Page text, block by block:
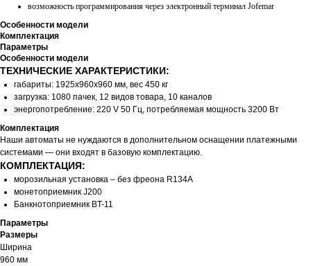
возможность программирования через электронный терминал Jofemar
Особенности модели
Комплектация
Параметры
Особенности модели
ТЕХНИЧЕСКИЕ ХАРАКТЕРИСТИКИ:
габариты: 1925х960х960 мм, вес 450 кг
загрузка: 1080 пачек, 12 видов товара, 10 каналов
энергопотребление: 220 V 50 Гц, потребляемая мощность 3200 Вт
Комплектация
Наши автоматы не нуждаются в дополнительном оснащении платежными
системами — они входят в базовую комплектацию.
КОМПЛЕКТАЦИЯ:
морозильная установка – без фреона R134А
монетоприемник J200
Банкнотоприемник BT-11
Параметры
Размеры
Ширина
960 мм